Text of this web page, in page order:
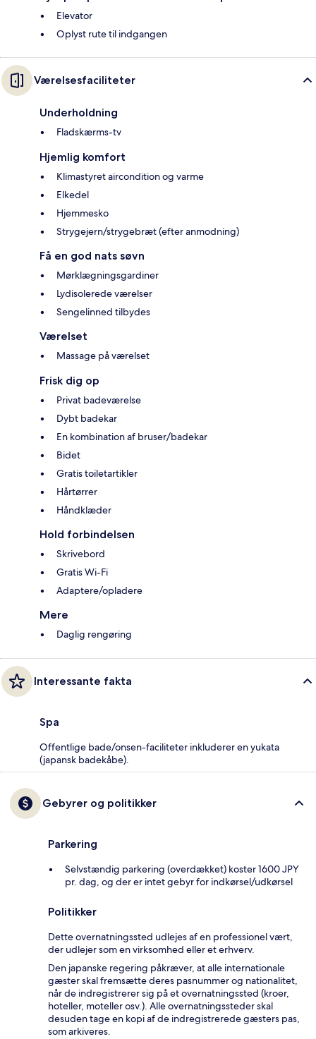
Elevator
Oplyst rute til indgangen
Værelsesfaciliteter
Underholdning
Fladskærms-tv
Hjemlig komfort
Klimastyret aircondition og varme
Elkedel
Hjemmesko
Strygejern/strygebræt (efter anmodning)
Få en god nats søvn
Mørklægningsgardiner
Lydisolerede værelser
Sengelinned tilbydes
Værelset
Massage på værelset
Frisk dig op
Privat badeværelse
Dybt badekar
En kombination af bruser/badekar
Bidet
Gratis toiletartikler
Hårtørrer
Håndklæder
Hold forbindelsen
Skrivebord
Gratis Wi-Fi
Adaptere/opladere
Mere
Daglig rengøring
Interessante fakta
Spa
Offentlige bade/onsen-faciliteter inkluderer en yukata
(japansk badekåbe).
Gebyrer og politikker
Parkering
Selvstændig parkering (overdækket) koster 1600 JPY
pr. dag, og der er intet gebyr for indkørsel/udkørsel
Politikker
Dette overnatningssted udlejes af en professionel vært,
der udlejer som en virksomhed eller et erhverv.
Den japanske regering påkræver, at alle internationale
gæster skal fremsætte deres pasnummer og nationalitet,
når de indregistrerer sig på et overnatningssted (kroer,
hoteller, moteller osv.). Alle overnatningssteder skal
desuden tage en kopi af de indregistrerede gæsters pas,
som arkiveres.